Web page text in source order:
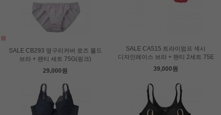
SALE CB293 옆구리커버 로즈 몰드
브라 + 팬티 세트 75G(핑크)
29,000원
SALE CA515 트라이엄프 섹시
디자인레이스 브라 + 팬티 2세트 75E
39,000원